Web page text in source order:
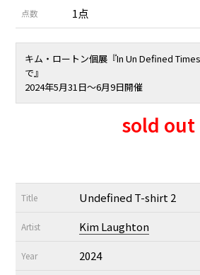
点数 1点
キム・ロートン個展『In Un Defined
で』
2024年5月31日〜6月9日開催
sold out
Title Undefined T-shirt 2
Artist Kim Laughton
Year 2024